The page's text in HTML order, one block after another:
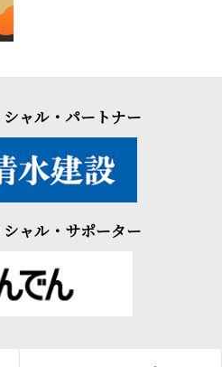
ャル・パートナー
ャル・サポーター